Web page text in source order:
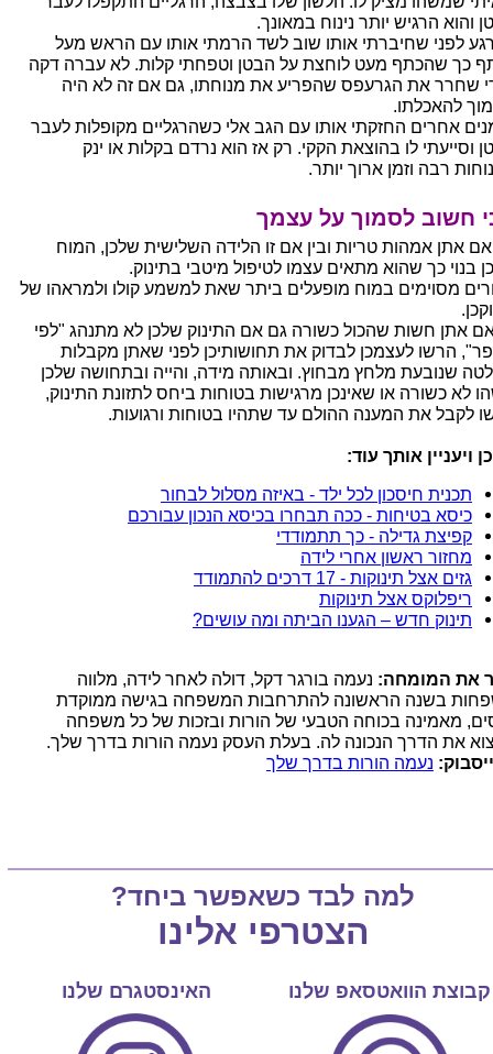
והוא הרגיש יותר נינוח במאונך.
לפני שחיברתי אותו שוב לשד הרמתי אותו עם הראש מעל
כך שהכתף מעט לוחצת על הבטן וטפחתי קלות. לא עברה דקה
שחרר את הגרעפס שהפריע את מנוחתו, גם אם זה לא היה
להאכלתו.
אחרים החזקתי אותו עם הגב אלי כשהרגליים מקופלות לעבר
וסייעתי לו בהוצאת הקקי. רק אז הוא נרדם בקלות או ינק
רבה וזמן ארוך יותר.
חשוב לסמוך על עצמך
אם אתן אמהות טריות ובין אם זו הלידה השלישית שלכן, המוח
בנוי כך שהוא מתאים עצמו לטיפול מיטבי בתינוק.
מסוימים במוח מופעלים ביתר שאת למשמע קולו ולמראהו של
אתן חשות שהכול כשורה גם אם התינוק שלכן לא מתנהג "לפי
הרשו לעצמכן לבדוק את תחושותיכן לפני שאתן מקבלות
שנובעת מלחץ מבחוץ. ובאותה מידה, והייה ובתחושה שלכן
לא כשורה או שאינכן מרגישות בטוחות ביחס לתזונת התינוק,
לקבל את המענה ההולם עד שתהיו בטוחות ורגועות.
ויעניין אותך עוד:
תכנית חיסכון לכל ילד - באיזה מסלול לבחור
כיסא בטיחות - ככה תבחרו בכיסא הנכון עבורכם
קפיצת גדילה - כך תתמודדי
מחזור ראשון אחרי לידה
גזים אצל תינוקות - 17 דרכים להתמודד
ריפלוקס אצל תינוקות
תינוק חדש – הגענו הביתה ומה עושים?
את המומחה: נעמה בורגר דקל, דולה לאחר לידה, מלווה
בשנה הראשונה להתרחבות המשפחה בגישה ממוקדת
מאמינה בכוחה הטבעי של הורות ובזכות של כל משפחה
את הדרך הנכונה לה. בעלת העסק נעמה הורות בדרך שלך.
נעמה הורות בדרך שלך
למה לבד כשאפשר ביחד?
הצטרפי אלינו
קבוצת הוואטסאפ שלנו האינסטגרם שלנו